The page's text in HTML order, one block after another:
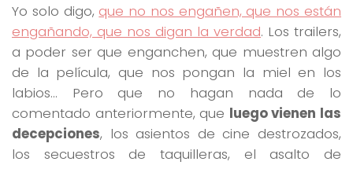
Yo solo digo, que no nos engañen, que nos están
engañando, que nos digan la verdad. Los trailers,
a poder ser que enganchen, que muestren algo
de la película, que nos pongan la miel en los
labios… Pero que no hagan nada de lo
comentado anteriormente, que luego vienen las
decepciones, los asientos de cine destrozados,
los secuestros de taquilleras, el asalto de